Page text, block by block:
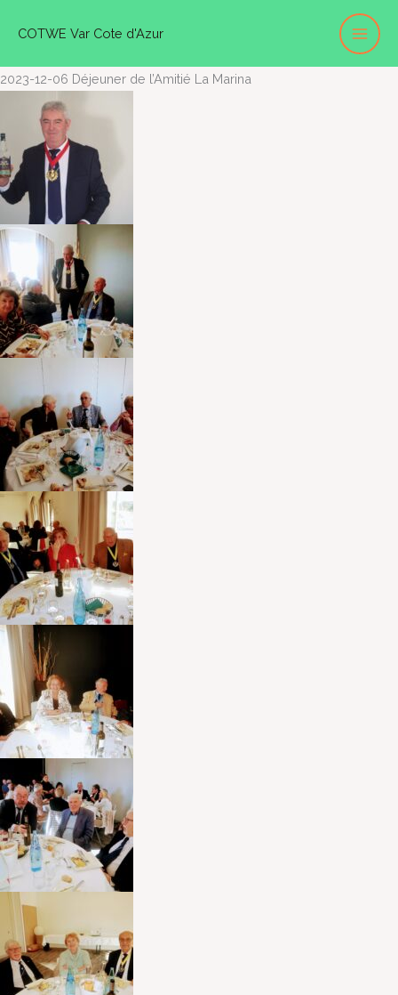
COTWE Var Cote d'Azur
2023-12-06 Déjeuner de l’Amitié La Marina